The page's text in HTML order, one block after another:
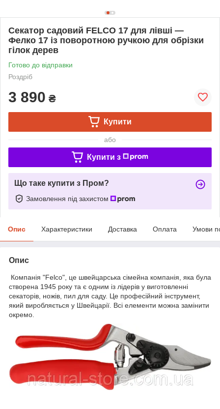
Секатор садовий FELCO 17 для лівші —
Фелко 17 із поворотною ручкою для обрізки
гілок дерев
Готово до відправки
Роздріб
3 890 ₴
Купити
або
Купити з
Що таке купити з Пром?
Замовлення під захистом
Опис Характеристики Доставка Оплата Умови
Опис
Компанія "Felco", це швейцарська сімейна компанія, яка була
створена 1945 року та є одним із лідерів у виготовленні
секаторів, ножів, пил для саду. Це професійний інструмент,
який виробляється у Швейцарії. Всі елементи можна замінити
окремо.